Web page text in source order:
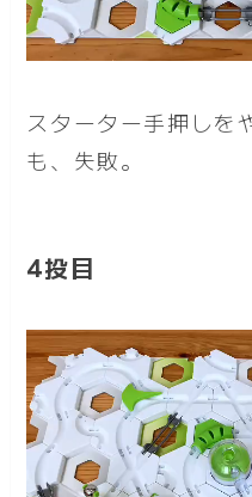
スターター手押しを
も、失敗。
4投目